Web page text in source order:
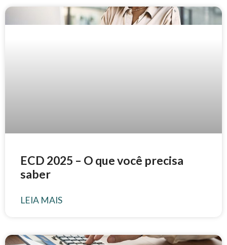
ECD 2025 – O que você precisa
saber
LEIA MAIS